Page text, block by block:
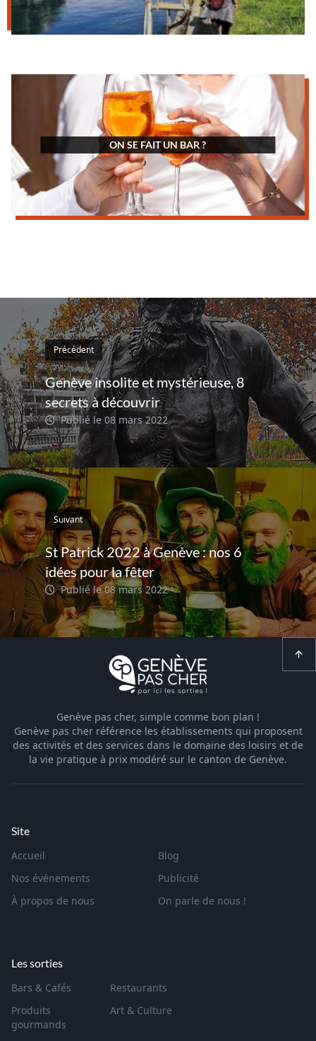
ON SE FAIT UN BAR ?
Précédent
Genève insolite et mystérieuse, 8
secrets à découvrir
Publié le 08 mars 2022
Suivant
St Patrick 2022 à Genève : nos 6
idées pour la fêter
Publié le 08 mars 2022
Genève pas cher, simple comme bon plan !
Genève pas cher référence les établissements qui proposent
des activités et des services dans le domaine des loisirs et de
la vie pratique à prix modéré sur le canton de Genève.
Site
Accueil
Blog
Nos événements
Publicité
À propos de nous
On parle de nous !
Les sorties
Bars & Cafés
Restaurants
Produits
gourmands
Art & Culture